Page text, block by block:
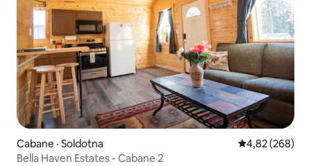
Cabane · Soldotna Note
4,82 (268)
Bella Haven Estates - Cabane 2